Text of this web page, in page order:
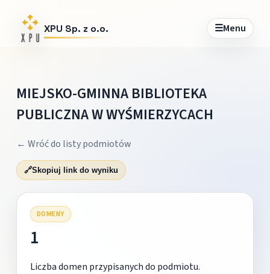
XPU Sp. z o.o. ☰Menu
MIEJSKO-GMINNA BIBLIOTEKA
PUBLICZNA W WYŚMIERZYCACH
← Wróć do listy podmiotów
🔗Skopiuj link do wyniku
DOMENY
1
Liczba domen przypisanych do podmiotu.